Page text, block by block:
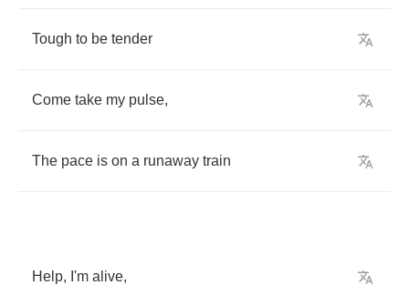
Tough to be tender
Come take my pulse,
The pace is on a runaway train
Help, I'm alive,